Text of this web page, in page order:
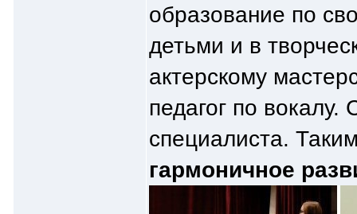
образование по
детьми и в
актерскому
педагог по
специалиста.
гармоничное